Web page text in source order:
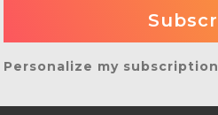
Personalize my subscription